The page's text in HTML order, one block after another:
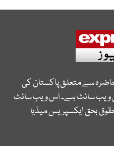
سے متعلق پاکستان کی
ویب سائٹ ہے۔ اس ویب سائٹ
بحق ایکسپریس میڈیا